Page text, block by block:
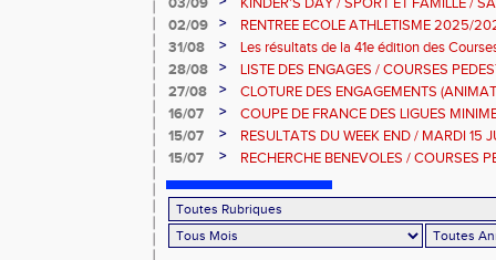
2025
02/09 >
RENTREE ECOLE ATHLETISME 2025/
31/08
>
Les résultats de la 41e édition des
Dimanche 31 Aout 2025
28/08 >
LISTE DES ENGAGES / COURSES
10KM-5KM-2KM
27/08 >
CLOTURE DES ENGAGEMENTS
PEDESTRES ARRAS
16/07 >
COUPE DE FRANCE DES LIGUES
JUILLET 2025
15/07 >
RESULTATS DU WEEK END / MARDI 15
15/07
> RECHERCHE BENEVOLES / COURSES